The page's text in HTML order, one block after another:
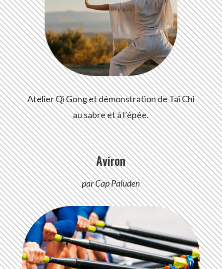
Atelier Qi Gong et démonstration de Taï Chi
au sabre et à l’épée.
Aviron
par Cap Paluden